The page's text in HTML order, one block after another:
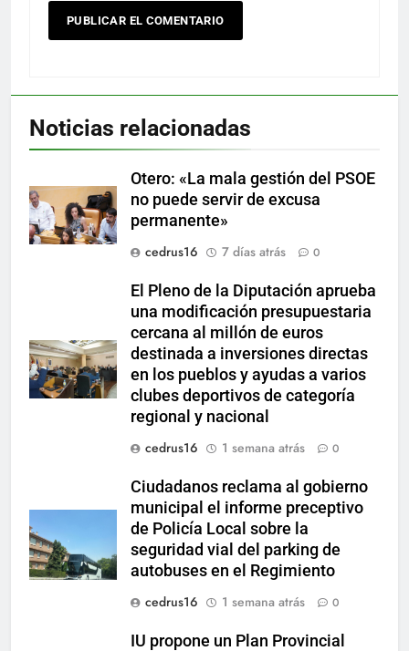
Noticias relacionadas
Otero: «La mala gestión del PSOE
no puede servir de excusa
permanente»
cedrus16
7 días atrás 0
El Pleno de la Diputación aprueba
una modificación presupuestaria
cercana al millón de euros
destinada a inversiones directas
en los pueblos y ayudas a varios
clubes deportivos de categoría
regional y nacional
cedrus16
1 semana atrás 0
Ciudadanos reclama al gobierno
municipal el informe preceptivo
de Policía Local sobre la
seguridad vial del parking de
autobuses en el Regimiento
cedrus16
1 semana atrás 0
IU propone un Plan Provincial